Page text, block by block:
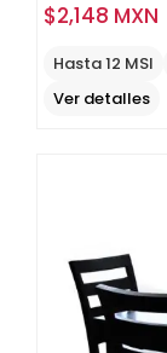
$2,148 MXN
Hasta 12 MSI
Ver detalles